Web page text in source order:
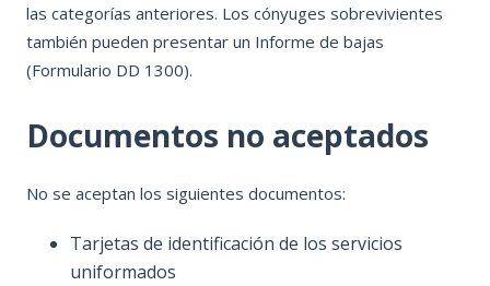
las categorías anteriores. Los cónyuges sobrevivientes
también pueden presentar un Informe de bajas
(Formulario DD 1300).
Documentos no aceptados
No se aceptan los siguientes documentos:
Tarjetas de identificación de los servicios
uniformados